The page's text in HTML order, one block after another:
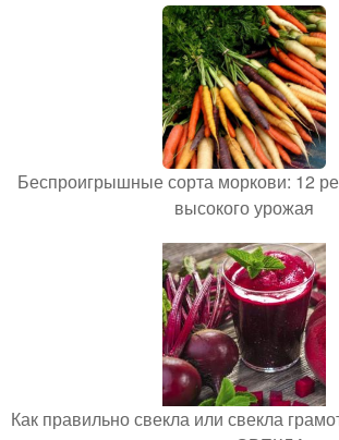
Беспроигрышные сорта моркови: 12
высокого урожая
Как правильно свекла или свекла